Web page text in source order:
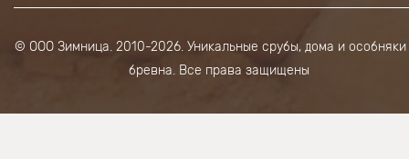
© ООО Зимница. 2010-2026. Уникальные срубы, дома и особняки
бревна. Все права защищены